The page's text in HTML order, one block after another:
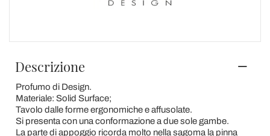
Descrizione
Profumo di Design.
Materiale: Solid Surface;
Tavolo dalle forme ergonomiche e affusolate.
Si presenta con una conformazione a due sole gambe.
La parte di appoggio ricorda molto nella sagoma la pinna